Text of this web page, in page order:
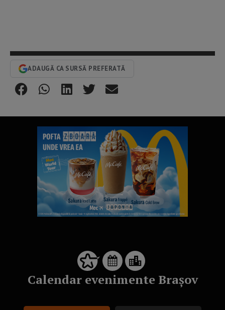
ADAUGĂ CA SURSĂ PREFERATĂ
Calendar evenimente Brașov